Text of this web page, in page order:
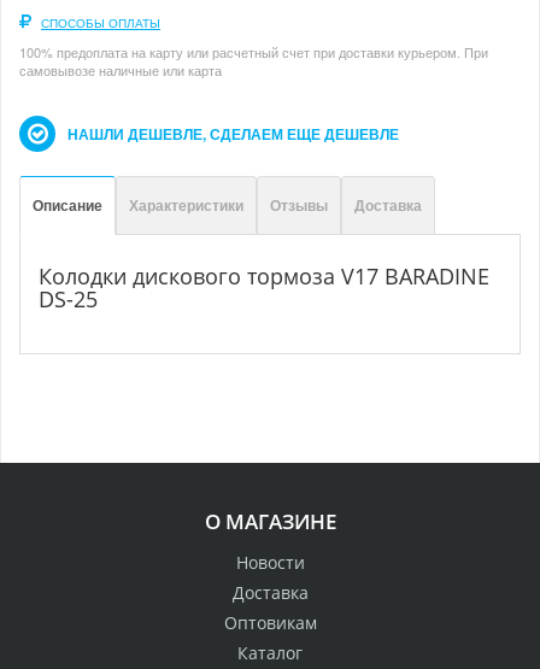
СПОСОБЫ ОПЛАТЫ
100% предоплата на карту или расчетный счет при доставки курьером. При
самовывозе наличные или карта
НАШЛИ ДЕШЕВЛЕ, СДЕЛАЕМ ЕЩЕ ДЕШЕВЛЕ
Описание Характеристики Отзывы Доставка
Колодки дискового тормоза V17 BARADINE
DS-25
О МАГАЗИНЕ
Новости
Доставка
Оптовикам
Каталог